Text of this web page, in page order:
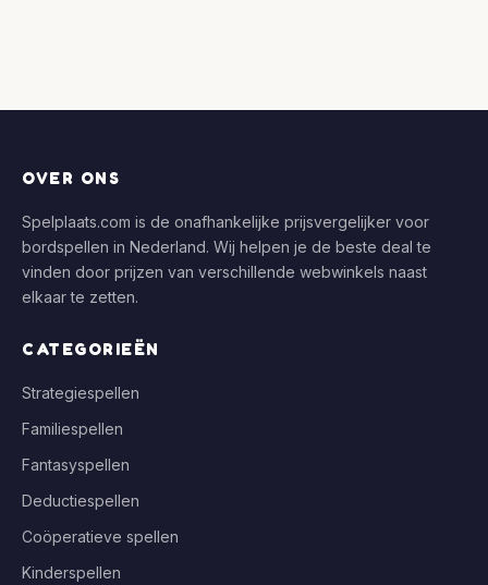
OVER ONS
Spelplaats.com is de onafhankelijke prijsvergelijker voor
bordspellen in Nederland. Wij helpen je de beste deal te
vinden door prijzen van verschillende webwinkels naast
elkaar te zetten.
CATEGORIEËN
Strategiespellen
Familiespellen
Fantasyspellen
Deductiespellen
Coöperatieve spellen
Kinderspellen